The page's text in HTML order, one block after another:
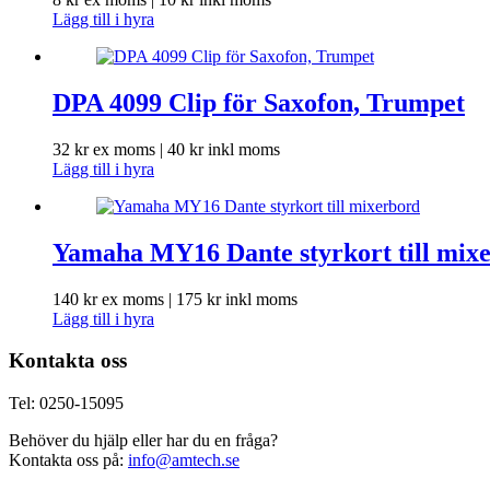
Lägg till i hyra
DPA 4099 Clip för Saxofon, Trumpet
32 krex moms | 40 krinkl moms
Lägg till i hyra
Yamaha MY16 Dante styrkort till
140 krex moms | 175 krinkl moms
Lägg till i hyra
Kontakta oss
Tel: 0250-15095
Behöver du hjälp eller har du en fråga?
Kontakta oss på: info@amtech.se